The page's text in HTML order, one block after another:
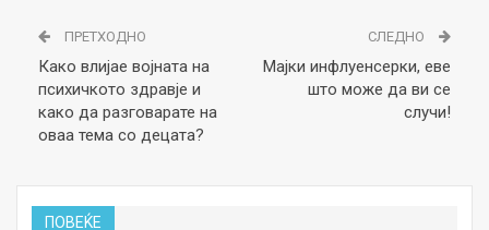
ПРЕТХОДНО
Како влијае војната на
психичкото здравје и
како да разговарате на
оваа тема со децата?
СЛЕДНО
Мајки инфлуенсерки, еве
што може да ви се
случи!
ПОВЕЌЕ